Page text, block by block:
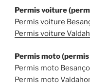
Permis voiture
Permis voiture
Permis voiture
Permis moto
Permis moto
Permis moto